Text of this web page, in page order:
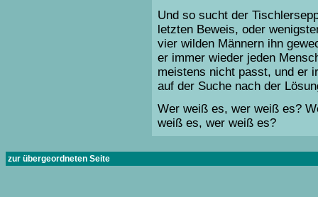
Und so sucht der
letzten Beweis, oder
vier wilden Männern ihn
er immer wieder jeden
meistens nicht passt, und er
auf der Suche nach der
Wer weiß es, wer weiß es?
weiß es, wer weiß es?
zur übergeordneten Seite